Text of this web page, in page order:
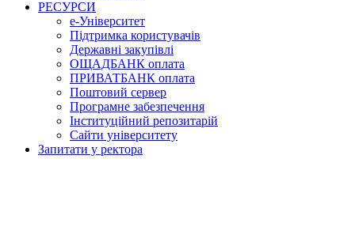
РЕСУРСИ
е-Університет
Підтримка користувачів
Державні закупівлі
ОЩАДБАНК оплата
ПРИВАТБАНК оплата
Поштовий сервер
Програмне забезпечення
Інституційний репозитарій
Сайти університету
Запитати у ректора